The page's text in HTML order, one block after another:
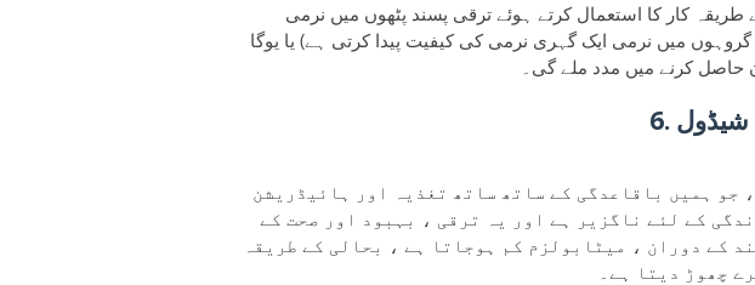
کار کا استعمال کرتے ہوئے ترقی پسند پٹھوں میں نرمی
گروہوں میں نرمی ایک گہری نرمی کی کیفیت پیدا کرتی ہے) یا یوگا
حاصل کرنے میں مدد ملے گی۔
شیڈول
جو ہمیں باقاعدگی کے ساتھ ساتھ تغذیہ اور ہائیڈریشن
کے لئے ناگزیر ہے اور یہ ترقی ، بہبود اور صحت کے
کے دوران ، میٹابولزم کم ہوجاتا ہے ، بحالی کے طریقہ
چھوڑ دیتا ہے۔